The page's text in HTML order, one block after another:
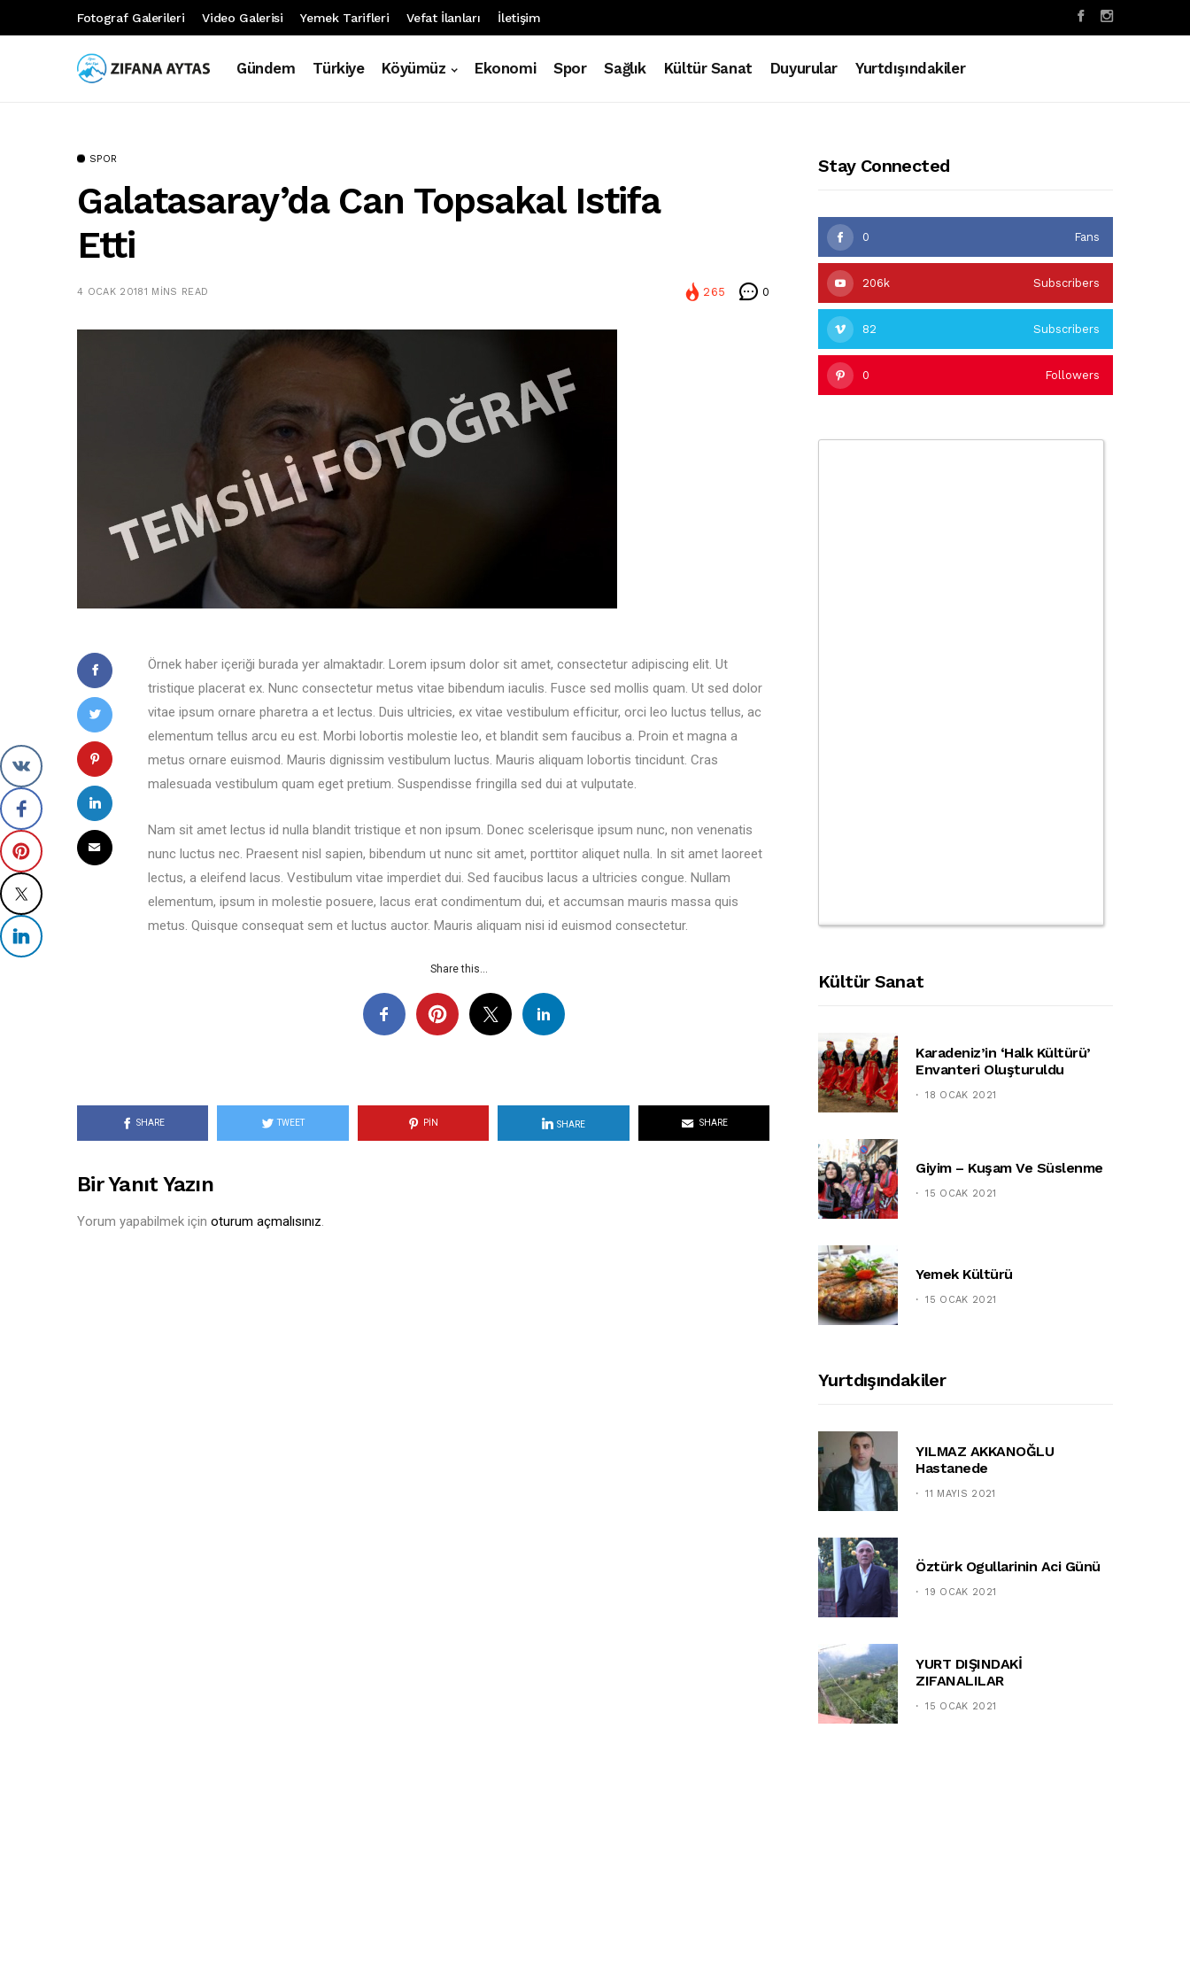
Fotograf Galerileri Video Galerisi Yemek Tarifleri Vefat İlanları İletişim
Gündem Türkiye Köyümüz Ekonomi Spor Sağlık Kültür Sanat Duyurular Yurtdışındakiler
SPOR
Galatasaray’da Can Topsakal Istifa
Etti
4 OCAK 20181 MINS READ 265 0
Örnek haber içeriği burada yer almaktadır. Lorem ipsum dolor sit amet, consectetur adipiscing elit. Ut
tristique placerat ex. Nunc consectetur metus vitae bibendum iaculis. Fusce sed mollis quam. Ut sed dolor
vitae ipsum ornare pharetra a et lectus. Duis ultricies, ex vitae vestibulum efficitur, orci leo luctus tellus, ac
elementum tellus arcu eu est. Morbi lobortis molestie leo, et blandit sem faucibus a. Proin et magna a
metus ornare euismod. Mauris dignissim vestibulum luctus. Mauris aliquam lobortis tincidunt. Cras
malesuada vestibulum quam eget pretium. Suspendisse fringilla sed dui at vulputate.
Nam sit amet lectus id nulla blandit tristique et non ipsum. Donec scelerisque ipsum nunc, non venenatis
nunc luctus nec. Praesent nisl sapien, bibendum ut nunc sit amet, porttitor aliquet nulla. In sit amet laoreet
lectus, a eleifend lacus. Vestibulum vitae imperdiet dui. Sed faucibus lacus a ultricies congue. Nullam
elementum, ipsum in molestie posuere, lacus erat condimentum dui, et accumsan mauris massa quis
metus. Quisque consequat sem et luctus auctor. Mauris aliquam nisi id euismod consectetur.
Share this...
SHARE TWEET PIN SHARE SHARE
Bir Yanıt Yazın
Yorum yapabilmek için oturum açmalısınız.
Stay Connected
0 Fans
206k Subscribers
82 Subscribers
0 Followers
Kültür Sanat
Karadeniz’in ‘halk Kültürü’
Envanteri Oluşturuldu
18 OCAK 2021
Giyim – Kuşam Ve Süslenme
15 OCAK 2021
Yemek Kültürü
15 OCAK 2021
Yurtdışındakiler
YILMAZ AKKANOĞLU
Hastanede
11 MAYIS 2021
Öztürk Ogullarinin Aci Günü
19 OCAK 2021
YURT DIŞINDAKİ
ZIFANALILAR
15 OCAK 2021